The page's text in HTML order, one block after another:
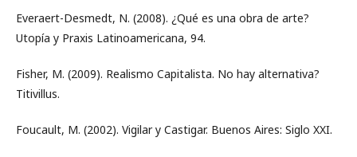
Everaert-Desmedt, N. (2008). ¿Qué es una obra de arte?
Utopía y Praxis Latinoamericana, 94.
Fisher, M. (2009). Realismo Capitalista. No hay alternativa?
Titivillus.
Foucault, M. (2002). Vigilar y Castigar. Buenos Aires: Siglo XXI.